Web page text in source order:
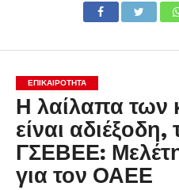
ΕΠΙΚΑΙΡΟΤΗΤΑ
Η λαίλαπα των
είναι αδιέξοδη,
ΓΣΕΒΕΕ:
για τον ΟΑΕΕ